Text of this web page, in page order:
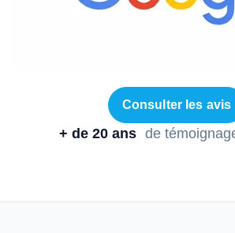
Consulter les avis
+ de 20 ans de